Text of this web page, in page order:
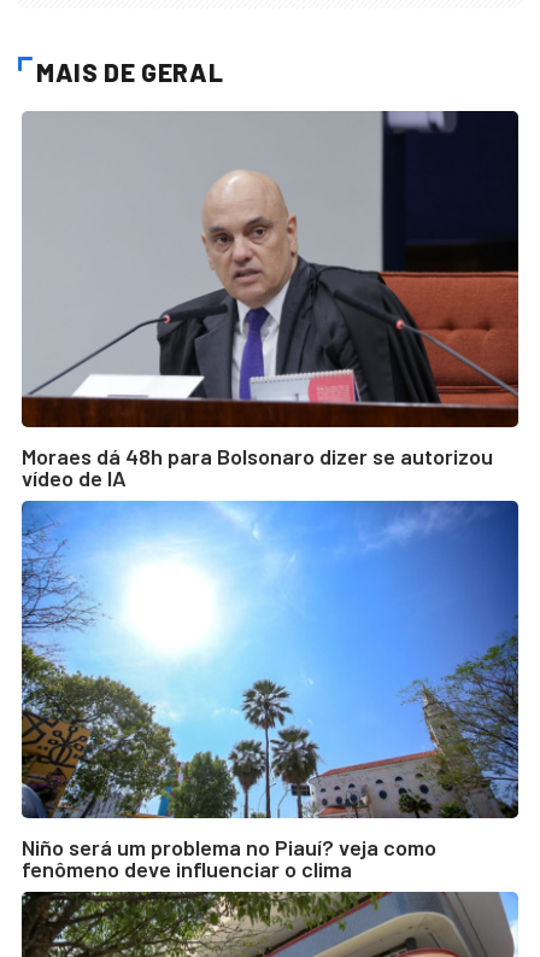
MAIS DE GERAL
Moraes dá 48h para Bolsonaro dizer se autorizou
vídeo de IA
Niño será um problema no Piauí? veja como
fenômeno deve influenciar o clima